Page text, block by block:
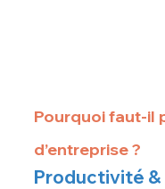
Pourquoi faut-il
d’entreprise ?
Productivité